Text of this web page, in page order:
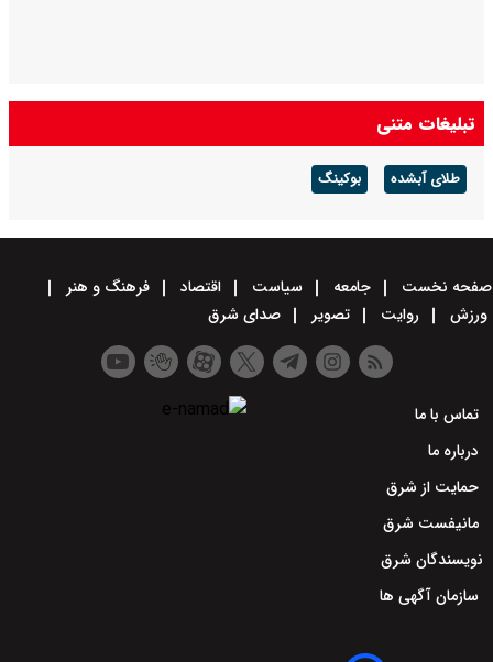
تبلیغات متنی
طلای آبشده بوکینگ
صفحه نخست جامعه سیاست اقتصاد
فرهنگ و هنر
ورزش
روایت تصویر صدای شرق
تماس با ما
درباره ما
حمایت از شرق
مانیفست شرق
نویسندگان شرق
سازمان آگهی ها